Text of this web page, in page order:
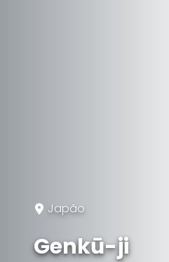
Japão
Genkū-ji